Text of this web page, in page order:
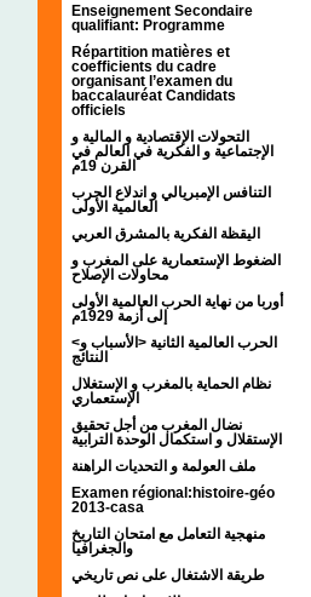
Enseignement Secondaire
qualifiant: Programme
Répartition matières et
coefficients du cadre
organisant l’examen du
baccalauréat Candidats
officiels
التحولات الإقتصادية و المالية و
الإجتماعية و الفكرية في العالم في
القرن 19م
التنافس الإمبريالي و اندلاع الحرب
العالمية الأولى
اليقظة الفكرية بالمشرق العربي
الضغوط الإستعمارية على المغرب و
محاولات الإصلاح
أوربا من نهاية الحرب العالمية الأولى
إلى أزمة 1929م
<الحرب العالمية الثانية <الأسباب و
النتائج
نظام الحماية بالمغرب و الإستغلال
الإستعماري
نضال المغرب من أجل تحقيق
الإستقلال و استكمال الوحدة الترابية
ملف العولمة و التحديات الراهنة
Examen régional:histoire-géo
2013-casa
منهجية التعامل مع امتحان التاريخ
والجغرافيا
طريقة الاشتغال على نص تاريخي